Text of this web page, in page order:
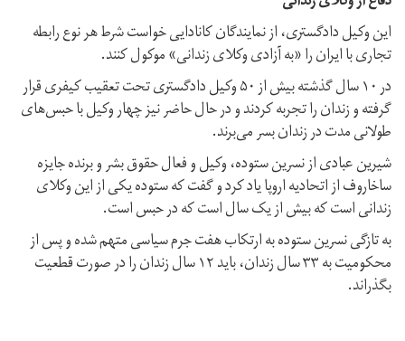
این وکیل دادگستری، از نمایندگان کانادایی خواست شرط هر نوع رابطه
تجاری با ایران را «به آزادی وکلای زندانی» موکول کنند.
در ۱۰ سال گذشته بیش از ۵۰ وکیل دادگستری تحت تعقیب کیفری قرار
گرفته و زندان را تجربه کردند و در حال حاضر نیز چهار وکیل با حبس‌های
طولانی مدت در زندان بسر می‌برند.
شیرین عبادی از نسرین ستوده، وکیل و فعال حقوق بشر و برنده جایزه
ساخاروف از اتحادیه اروپا یاد کرد و گفت که ستوده یکی از این وکلای
زندانی است که بیش از یک سال است که در حبس است.
به تازگی نسرین ستوده به ارتکاب هفت جرم سیاسی متهم شده و پس از
محکومیت به ۳۳ سال زندان، باید ۱۲ سال زندان را در صورت قطعیت
بگذراند.